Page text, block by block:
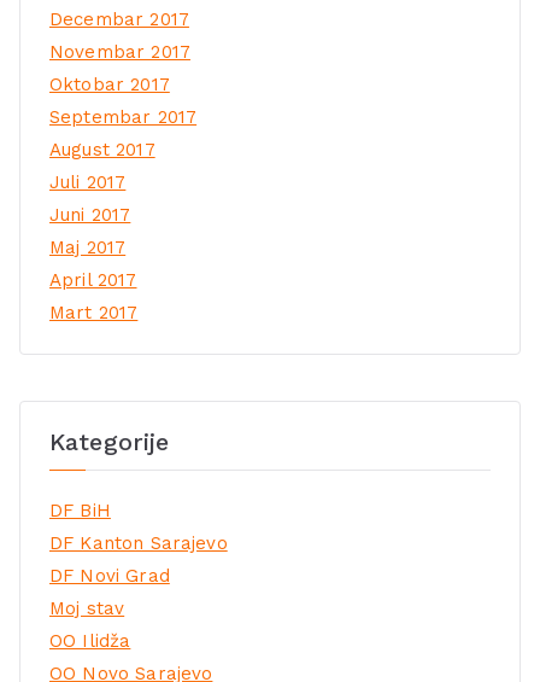
Decembar 2017
Novembar 2017
Oktobar 2017
Septembar 2017
August 2017
Juli 2017
Juni 2017
Maj 2017
April 2017
Mart 2017
Kategorije
DF BiH
DF Kanton Sarajevo
DF Novi Grad
Moj stav
OO Ilidža
OO Novo Sarajevo